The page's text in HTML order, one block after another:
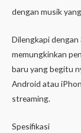
dengan musik
Dilengkapi
memungkinkan
baru yang begitu
Android atau
streaming.
Spesifikasi